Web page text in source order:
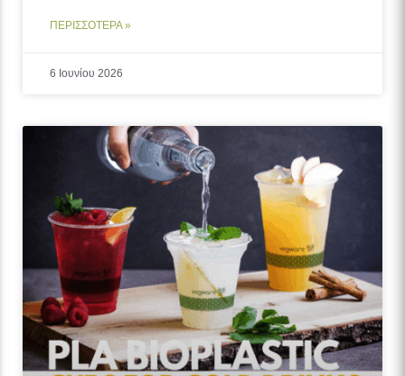
ΠΕΡΙΣΣΟΤΕΡΑ »
6 Ιουνίου 2026